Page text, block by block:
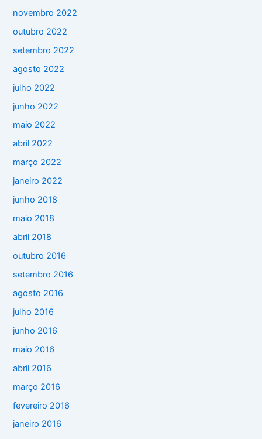
novembro 2022
outubro 2022
setembro 2022
agosto 2022
julho 2022
junho 2022
maio 2022
abril 2022
março 2022
janeiro 2022
junho 2018
maio 2018
abril 2018
outubro 2016
setembro 2016
agosto 2016
julho 2016
junho 2016
maio 2016
abril 2016
março 2016
fevereiro 2016
janeiro 2016